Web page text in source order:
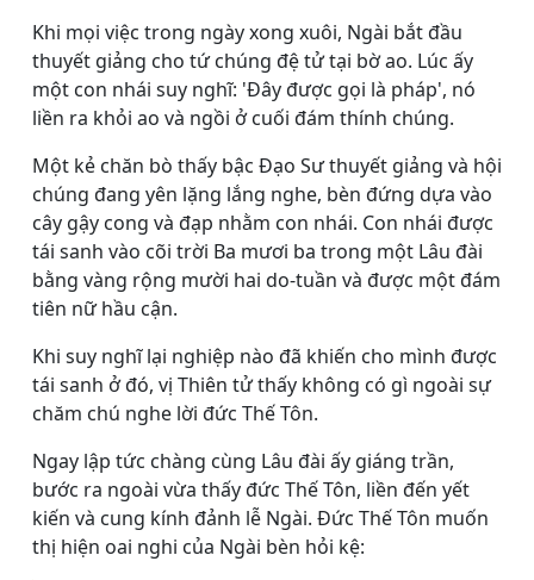
Khi mọi việc trong ngày xong xuôi, Ngài bắt đầu
thuyết giảng cho tứ chúng đệ tử tại bờ ao. Lúc ấy
một con nhái suy nghĩ: 'Ðây được gọi là pháp', nó
liền ra khỏi ao và ngồi ở cuối đám thính chúng.
Một kẻ chăn bò thấy bậc Ðạo Sư thuyết giảng và hội
chúng đang yên lặng lắng nghe, bèn đứng dựa vào
cây gậy cong và đạp nhằm con nhái. Con nhái được
tái sanh vào cõi trời Ba mươi ba trong một Lâu đài
bằng vàng rộng mười hai do-tuần và được một đám
tiên nữ hầu cận.
Khi suy nghĩ lại nghiệp nào đã khiến cho mình được
tái sanh ở đó, vị Thiên tử thấy không có gì ngoài sự
chăm chú nghe lời đức Thế Tôn.
Ngay lập tức chàng cùng Lâu đài ấy giáng trần,
bước ra ngoài vừa thấy đức Thế Tôn, liền đến yết
kiến và cung kính đảnh lễ Ngài. Ðức Thế Tôn muốn
thị hiện oai nghi của Ngài bèn hỏi kệ: